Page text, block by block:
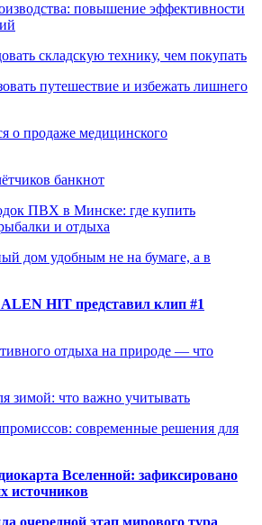
повышение эффективности
складскую технику, чем покупать
путешествие и избежать лишнего
о продаже медицинского
банкнот
ПВХ в Минске: где купить
и отдыха
дом удобным не на бумаге, а в
HIT представил клип #1
отдыха на природе — что
зимой: что важно учитывать
современные решения для
Вселенной: зафиксировано
источников
очередной этап мирового тура